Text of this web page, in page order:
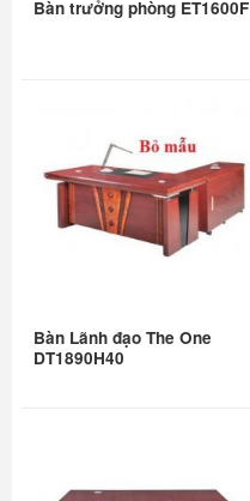
Bàn trưởng phòng ET1600F
Bàn Lãnh đạo The One
DT1890H40